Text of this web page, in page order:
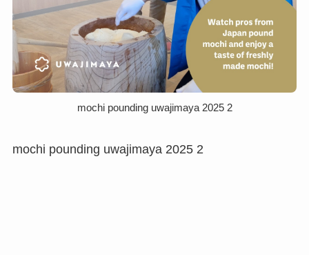
mochi pounding uwajimaya 2025 2
mochi pounding uwajimaya 2025 2